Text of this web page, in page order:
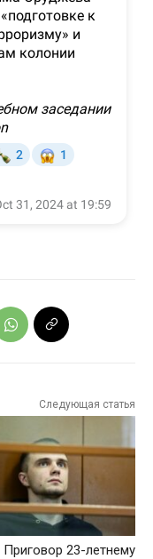
Следующая статья
Приговор 23-летнему